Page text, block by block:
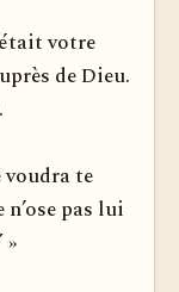
votre
de Dieu.
voudra te
pas lui
»